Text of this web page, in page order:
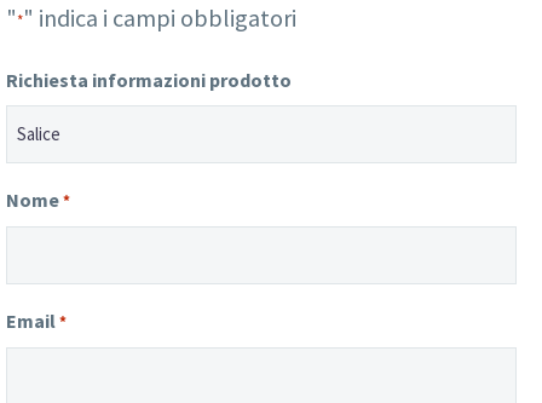
"*" indica i campi obbligatori
Richiesta informazioni prodotto
Nome*
Email*